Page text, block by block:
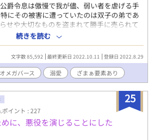
爵令息は傲慢で我が儘、弱い者を虐げる手
にその被害に遭っていたのは双子の弟であ
せや大切なものを盗まれて勝手に売られて
であった。とうとう学園の卒業パーティで
約者であるこの国の王太子に今までの罪を
けた。 家からも国からも追放された「悪役
歩き始めるのだが、その先に待っているも
ガバース設定を使っています（ユルユ
す！ ＨＯＴランキング１１位ありがとう
ありがとうございます！ 不調明けで元気
！(´艸｀*)ﾋｬｯﾎｳ！
続きを読む
文字数 85,592 最終更新日 2022.10.11 登録日 2022.8.29
オメガバース 溺愛 ざまぁ要素あり
25
ポイント : 227
に、悪役を演じることにした